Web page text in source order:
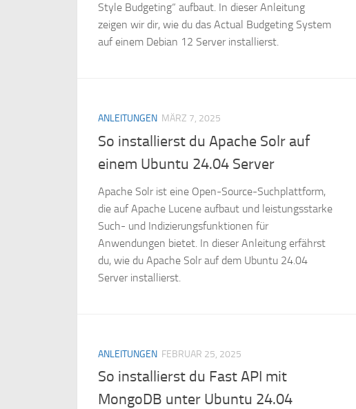
Style Budgeting“ aufbaut. In dieser Anleitung
zeigen wir dir, wie du das Actual Budgeting System
auf einem Debian 12 Server installierst.
ANLEITUNGEN MÄRZ 7, 2025
So installierst du Apache Solr auf
einem Ubuntu 24.04 Server
Apache Solr ist eine Open-Source-Suchplattform,
die auf Apache Lucene aufbaut und leistungsstarke
Such- und Indizierungsfunktionen für
Anwendungen bietet. In dieser Anleitung erfährst
du, wie du Apache Solr auf dem Ubuntu 24.04
Server installierst.
ANLEITUNGEN FEBRUAR 25, 2025
So installierst du Fast API mit
MongoDB unter Ubuntu 24.04